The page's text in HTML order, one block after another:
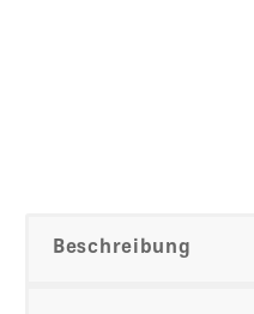
Beschreibung